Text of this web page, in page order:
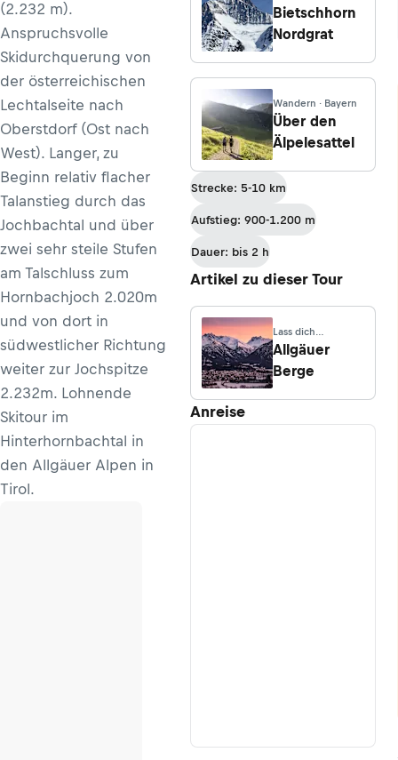
(2.232 m).
Anspruchsvolle
Skidurchquerung von
der österreichischen
Lechtalseite nach
Oberstdorf (Ost nach
West). Langer, zu
Beginn relativ flacher
Talanstieg durch das
Jochbachtal und über
zwei sehr steile Stufen
am Talschluss zum
Hornbachjoch 2.020m
und von dort in
südwestlicher Richtung
weiter zur Jochspitze
2.232m. Lohnende
Skitour im
Hinterhornbachtal in
den Allgäuer Alpen in
Tirol.
Hochtouren · Bern
Bietschhorn
Nordgrat
Wandern · Bayern
Über den
Älpelesattel
Strecke: 5-10 km
Aufstieg: 900-1.200 m
Dauer: bis 2 h
Artikel zu dieser Tour
Lass dich
inspirieren
Allgäuer
Berge
Anreise